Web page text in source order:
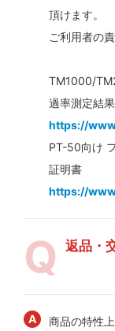
頂けます。
ご利用者の
TM1000/
過率測定結
https://
PT-50向け
証明書
https://
返品・
商品の特性